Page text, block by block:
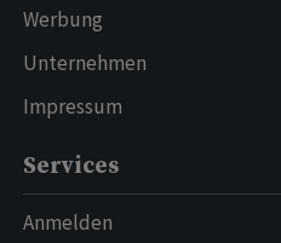
Werbung
Unternehmen
Impressum
Services
Anmelden